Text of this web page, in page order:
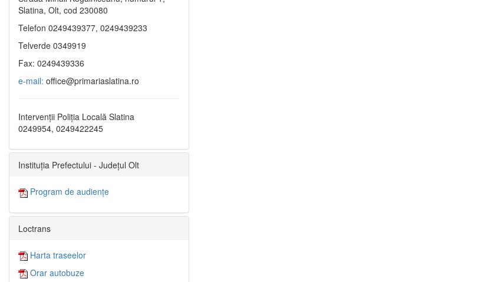
Slatina, Olt, cod 230080
Telefon 0249439377, 0249439233
Telverde 0349919
Fax: 0249439336
e-mail: office@primariaslatina.ro
Intervenții Poliția Locală Slatina
0249954, 0249422245
Instituția Prefectului - Județul Olt
Program de audiențe
Loctrans
Harta traseelor
Orar autobuze